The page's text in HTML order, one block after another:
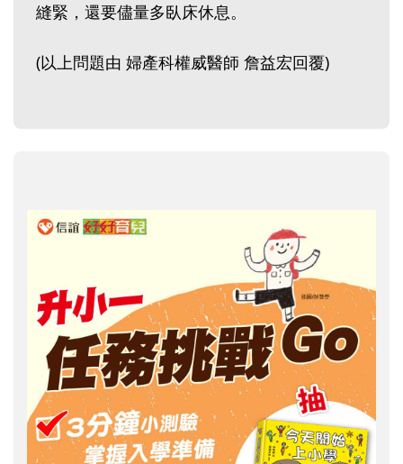
縫緊，還要儘量多臥床休息。
(以上問題由 婦產科權威醫師 詹益宏回覆)